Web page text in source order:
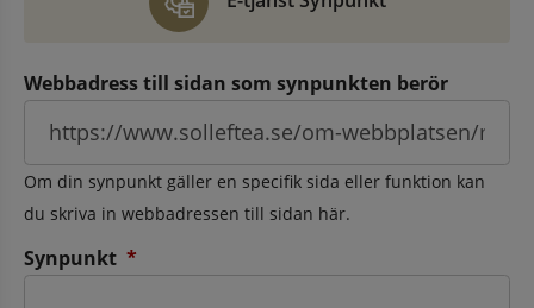
Webbadress till sidan som synpunkten berör
Om din synpunkt gäller en specifik sida eller funktion kan
du skriva in webbadressen till sidan här.
Synpunkt *